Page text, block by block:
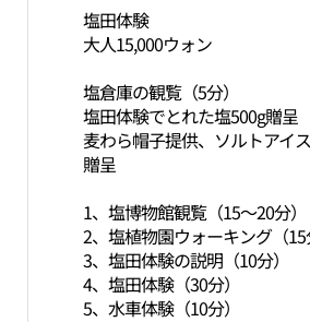
塩田体験
大人15,000ウォン
塩倉庫の観覧（5分）
塩田体験でとれた塩500g贈呈
麦わら帽子提供、ソルトアイ
贈呈
1、塩博物館観覧（15～20分）
2、塩植物園ウォーキング（15
3、塩田体験の説明（10分）
4、塩田体験（30分）
5、水車体験（10分）